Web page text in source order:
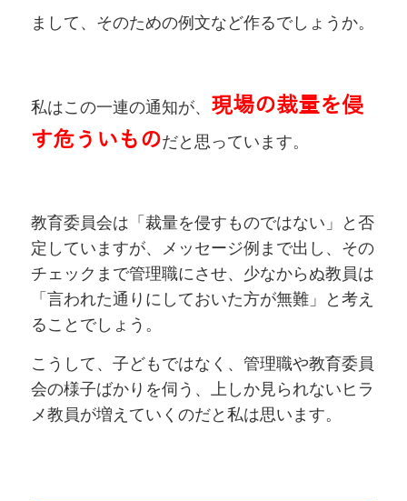
まして、そのための例文など作るでしょうか。
私はこの一連の通知が、 現場の裁量を侵
す危ういものだと思っています。
教育委員会は「裁量を侵すものではない」と否
定していますが、メッセージ例まで出し、その
チェックまで管理職にさせ、少なからぬ教員は
「言われた通りにしておいた方が無難」と考え
ることでしょう。
こうして、子どもではなく、管理職や教育委員
会の様子ばかりを伺う、上しか見られないヒラ
メ教員が増えていくのだと私は思います。